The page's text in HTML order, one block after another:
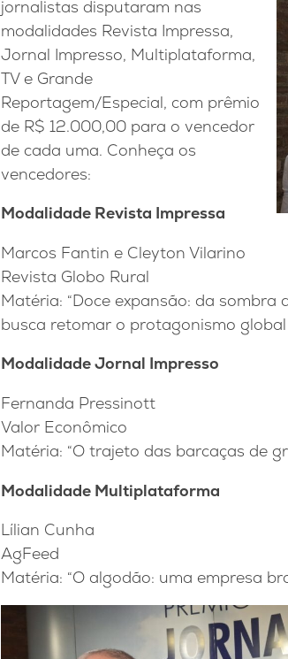
jornalistas disputaram nas
modalidades Revista Impressa,
Jornal Impresso, Multiplataforma,
TV e Grande
Reportagem/Especial, com prêmio
de R$ 12.000,00 para o vencedor
de cada uma. Conheça os
vencedores:
Modalidade Revista Impressa
Marcos Fantin e Cleyton Vilarino
Revista Globo Rural
Matéria: “Doce expansão: da
busca retomar o protagonismo
Modalidade Jornal Impresso
Fernanda Pressinott
Valor Econômico
Matéria: “O trajeto das barcaças de
Modalidade Multiplataforma
Lílian Cunha
AgFeed
Matéria: “O algodão: uma empresa